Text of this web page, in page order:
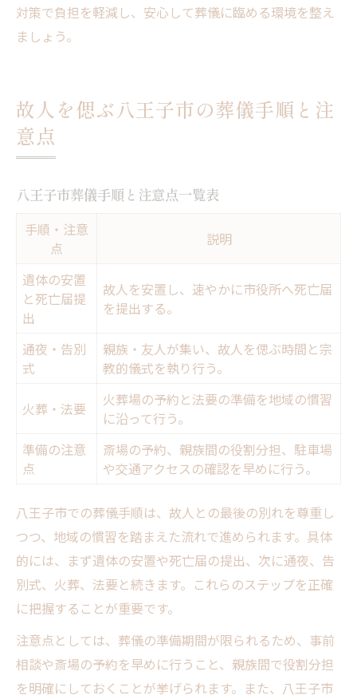
対策で負担を軽減し、安心して葬儀に臨める環境を整え
ましょう。
故人を偲ぶ八王子市の葬儀手順と注
意点
八王子市葬儀手順と注意点一覧表
手順・注意
点
説明
遺体の安置
と死亡届提
出
故人を安置し、速やかに市役所へ死亡届
を提出する。
通夜・告別
式
親族・友人が集い、故人を偲ぶ時間と宗
教的儀式を執り行う。
火葬・法要
火葬場の予約と法要の準備を地域の慣習
に沿って行う。
準備の注意
点
斎場の予約、親族間の役割分担、駐車場
や交通アクセスの確認を早めに行う。
八王子市での葬儀手順は、故人との最後の別れを尊重し
つつ、地域の慣習を踏まえた流れで進められます。具体
的には、まず遺体の安置や死亡届の提出、次に通夜、告
別式、火葬、法要と続きます。これらのステップを正確
に把握することが重要です。
注意点としては、葬儀の準備期間が限られるため、事前
相談や斎場の予約を早めに行うこと、親族間で役割分担
を明確にしておくことが挙げられます。また、八王子市